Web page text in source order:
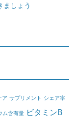
ましょう
ア サプリメント シェア率
ム含有量 ビタミンB